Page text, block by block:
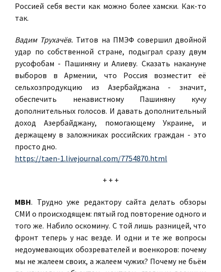
Россией себя вести как можно более хамски. Как-то
так.
Вадим Трухачёв. Титов на ПМЭФ совершил двойной
удар по собственной стране, подыграл сразу двум
русофобам - Пашиняну и Алиеву. Сказать накануне
выборов в Армении, что Россия возместит её
сельхозпродукцию из Азербайджана - значит,
обеспечить ненавистному Пашиняну кучу
дополнительных голосов. И давать дополнительный
доход Азербайджану, помогающему Украине, и
держащему в заложниках российских граждан - это
просто дно.
https://taen-1.livejournal.com/7754870.html
+ + +
МВН. Трудно уже редактору сайта делать обзоры
СМИ о происходящем: пятый год повторение одного и
того же. Набило оскомину. С той лишь разницей, что
фронт теперь у нас везде. И одни и те же вопросы
недоумевающих обозревателей и военкоров: почему
мы не жалеем своих, а жалеем чужих? Почему не бьём